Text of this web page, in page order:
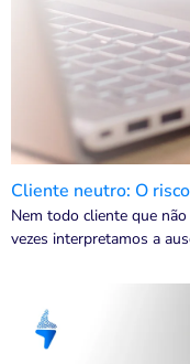
Cliente neutro: O
Nem todo cliente que
vezes interpretamos a